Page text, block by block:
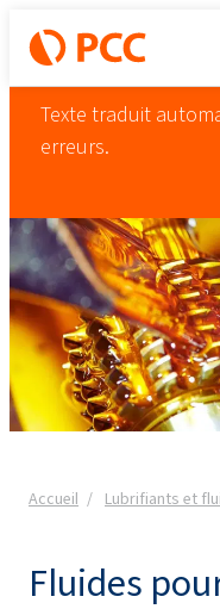
Texte traduit
erreurs.
Accueil Lubrifiants et
Fluides